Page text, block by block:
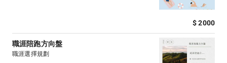
$ 2000
職涯陪跑方向盤
職涯選擇規劃